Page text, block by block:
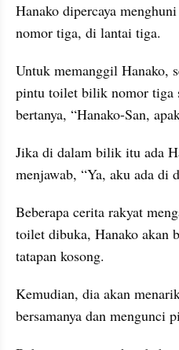
Hanako dipercaya
nomor tiga, di lantai tiga.
Untuk memanggil Hanako,
pintu toilet bilik nomor tiga
bertanya, “Hanako-San,
Jika di dalam bilik itu ada
menjawab, “Ya, aku ada di
Beberapa cerita rakyat
toilet dibuka, Hanako akan
tatapan kosong.
Kemudian, dia akan
bersamanya dan mengunci